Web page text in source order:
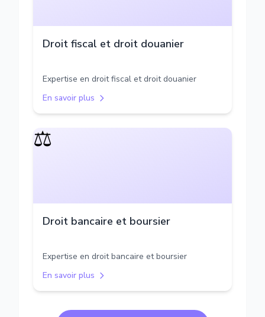
Droit fiscal et droit douanier
Expertise en droit fiscal et droit douanier
En savoir plus
⚖️
Droit bancaire et boursier
Expertise en droit bancaire et boursier
En savoir plus